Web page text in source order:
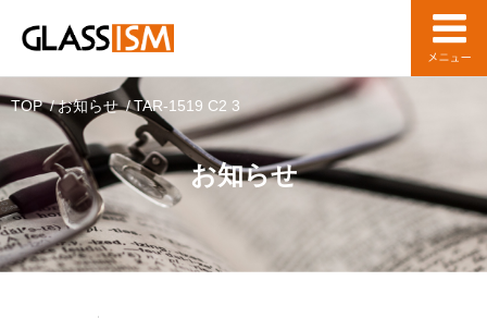
お知らせ
TOP お知らせ TAR-1519 C2 3